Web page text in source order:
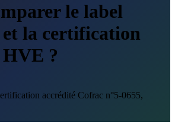
le label
la certification
?
accrédité Cofrac n°5-0655,